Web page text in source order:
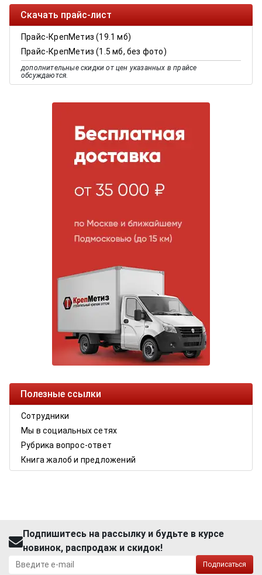
Скачать прайс-лист
Прайс-КрепМетиз (19.1 мб)
Прайс-КрепМетиз (1.5 мб, без фото)
дополнительные скидки от цен указанных в прайсе
обсуждаются.
Полезные ссылки
Сотрудники
Мы в социальных сетях
Рубрика вопрос-ответ
Книга жалоб и предложений
Подпишитесь на рассылку и будьте в курсе
новинок, распродаж и скидок!
Подписаться